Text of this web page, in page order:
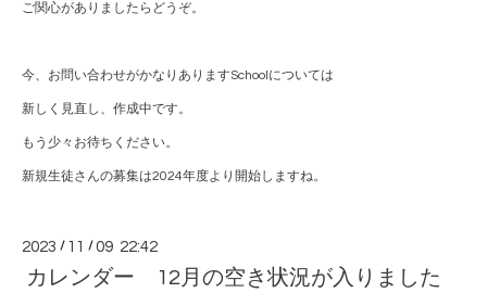
ご関心がありましたらどうぞ。
今、お問い合わせがかなりありますSchoolについては
新しく見直し、作成中です。
もう少々お待ちください。
新規生徒さんの募集は2024年度より開始しますね。
2023 / 11 /09 22:42
カレンダー 12月の空き状況が入りました